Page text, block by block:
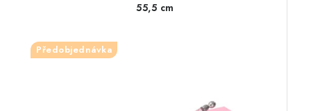
55,5 cm
Předobjednávka